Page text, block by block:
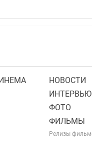
НОВОСТИ
ИНТЕРВЬЮ
ФОТО
ФИЛЬМЫ
Релизы